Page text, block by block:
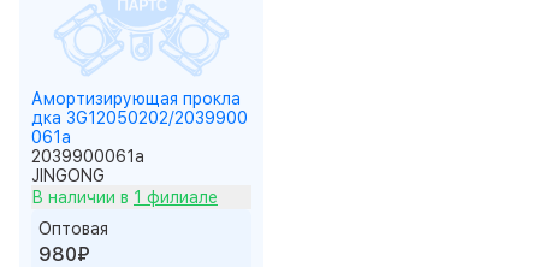
Амортизирующая прокла
дка 3G12050202/2039900
061a
2039900061a
JINGONG
В наличии в 1 филиале
Оптовая
980₽